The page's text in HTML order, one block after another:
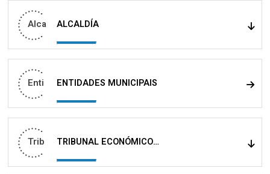
Alca ALCALDÍA
Enti ENTIDADES MUNICIPAIS
Trib TRIBUNAL ECONÓMICO